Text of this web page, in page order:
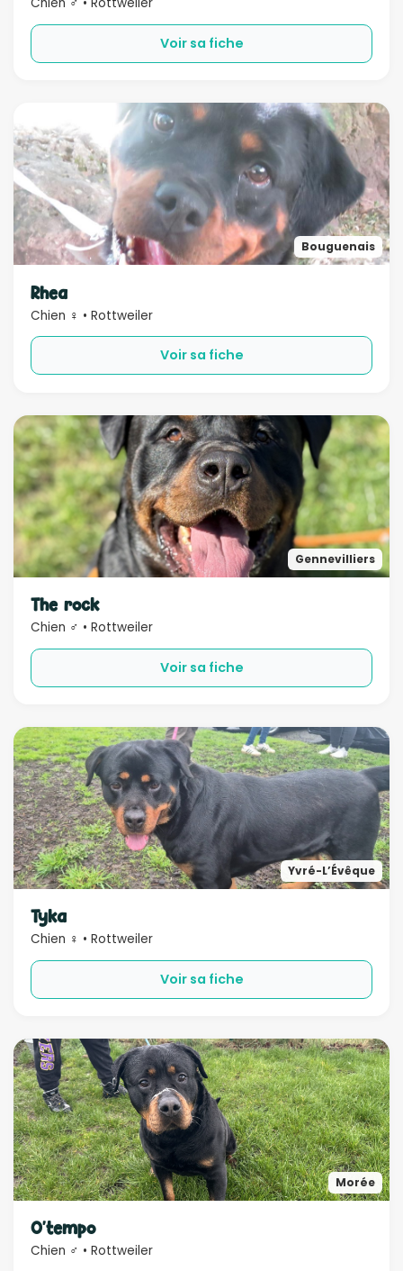
Chien ♂ • Rottweiler
Voir sa fiche
Bouguenais
Rhea
Chien ♀ • Rottweiler
Voir sa fiche
Gennevilliers
The rock
Chien ♂ • Rottweiler
Voir sa fiche
Yvré-L’Évêque
Tyka
Chien ♀ • Rottweiler
Voir sa fiche
Morée
O'tempo
Chien ♂ • Rottweiler